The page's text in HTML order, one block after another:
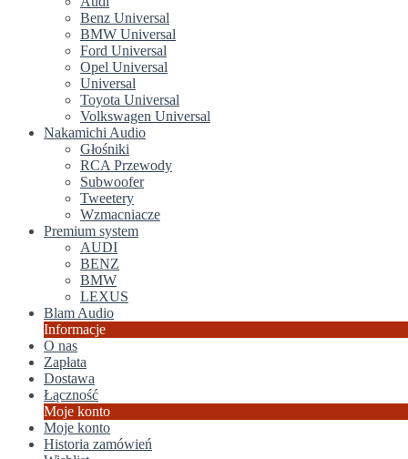
Benz Universal
BMW Universal
Ford Universal
Opel Universal
Universal
Toyota Universal
Volkswagen Universal
Nakamichi Audio
Głośniki
RCA Przewody
Subwoofer
Tweetery
Wzmacniacze
Premium system
AUDI
BENZ
BMW
LEXUS
Blam Audio
Informacje
O nas
Zapłata
Dostawa
Łączność
Moje konto
Moje konto
Historia zamówień